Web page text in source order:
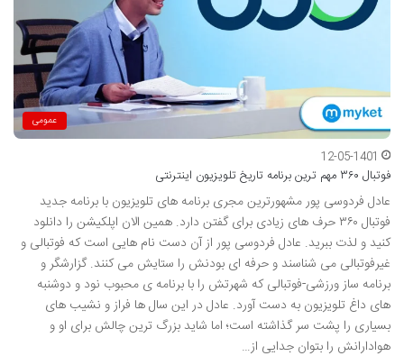
عمومی
12-05-1401
فوتبال ۳۶۰ مهم ترین برنامه تاریخ تلویزیون اینترنتی
عادل فردوسی پور مشهورترین مجری برنامه های تلویزیون با برنامه جدید
فوتبال ۳۶۰ حرف های زیادی برای گفتن دارد. همین الان اپلکیشن را دانلود
کنید و لذت ببرید. عادل فردوسی پور از آن دست نام هایی است که فوتبالی و
غیرفوتبالی می شناسند و حرفه ای بودنش را ستایش می کنند. گزارشگر و
برنامه ساز ورزشی-فوتبالی که شهرتش را با برنامه ی محبوب نود و دوشنبه
های داغ تلویزیون به دست آورد. عادل در این سال ها فراز و نشیب های
بسیاری را پشت سر گذاشته است؛ اما شاید بزرگ ترین چالش برای او و
هوادارانش را بتوان جدایی از…